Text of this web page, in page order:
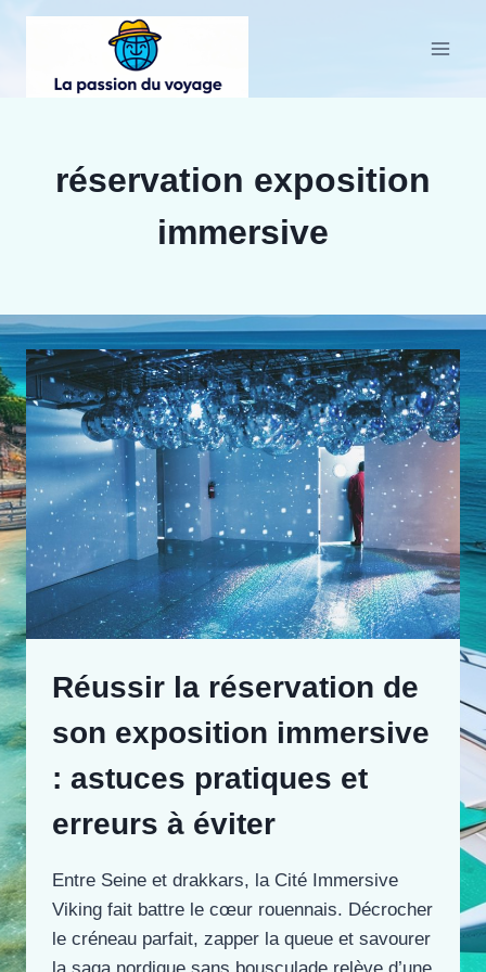
Aller
contenu
réservation exposition
immersive
Réussir la réservation de
son exposition immersive
: astuces pratiques et
erreurs à éviter
Entre Seine et drakkars, la Cité Immersive
Viking fait battre le cœur rouennais. Décrocher
le créneau parfait, zapper la queue et savourer
la saga nordique sans bousculade relève d’une